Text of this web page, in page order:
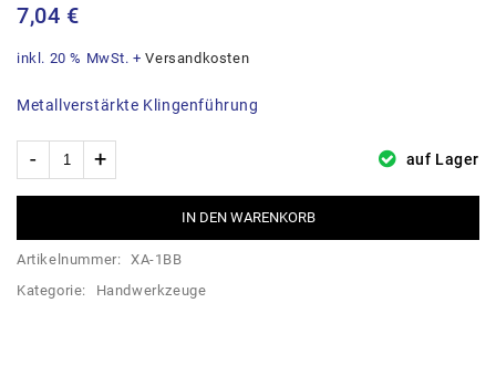
7,04 €
inkl. 20 % MwSt. +Versandkosten
Metallverstärkte Klingenführung
auf Lager
IN DEN WARENKORB
Artikelnummer: XA-1BB
Kategorie:
Handwerkzeuge